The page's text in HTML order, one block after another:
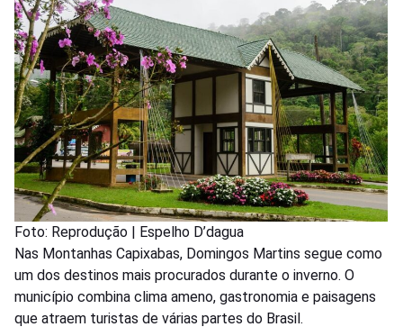
Foto: Reprodução | Espelho D’dagua
Nas Montanhas Capixabas, Domingos Martins segue como
um dos destinos mais procurados durante o inverno. O
município combina clima ameno, gastronomia e paisagens
que atraem turistas de várias partes do Brasil.